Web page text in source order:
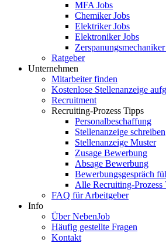
MFA Jobs
Chemiker Jobs
Elektriker Jobs
Elektroniker Jobs
Ratgeber
Unternehmen
Mitarbeiter finden
Kostenlose Stellenanzeige
Recruitment
Recruiting-Prozess Tipps
Personalbeschaffung
Stellenanzeige schreiben
Stellenanzeige Muster
Zusage Bewerbung
Absage Bewerbung
Bewerbungsgespräch
Alle Recruiting-Prozess
FAQ für Arbeitgeber
Info
Über NebenJob
Häufig gestellte Fragen
Kontakt